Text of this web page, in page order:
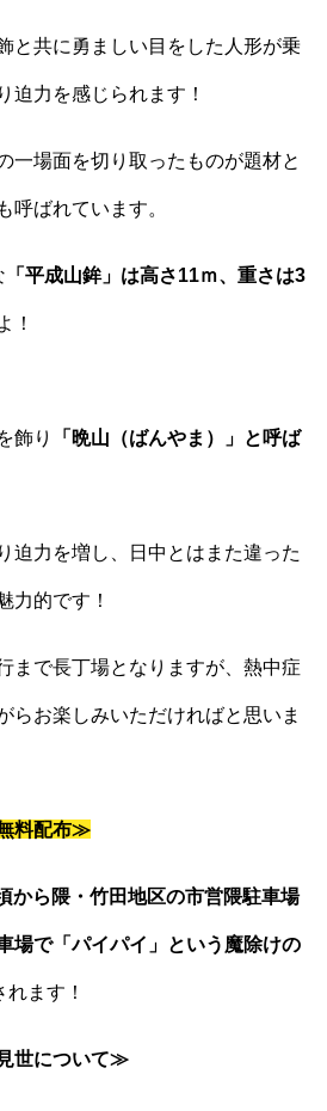
と共に勇ましい目をした人形が乗
迫力を感じられます！
一場面を切り取ったものが題材と
呼ばれています。
「平成山鉾」は高さ11ｍ、重さは3
！
飾り 「晩山（ばんやま）」と呼ば
迫力を増し、日中とはまた違った
力的です！
まで長丁場となりますが、熱中症
らお楽しみいただければと思いま
料配布≫
から隈・竹田地区の市営隈駐車場
場で「パイパイ」という魔除けの
れます！
世について≫